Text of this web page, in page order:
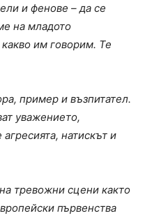
и фенове – да се
на младото
им говорим. Те
пример и възпитател.
уважението,
натискът и
тревожни сцени както
първенства